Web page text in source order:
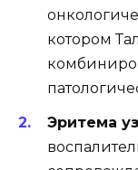
котором
Эритема